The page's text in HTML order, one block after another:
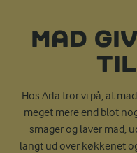
MAD
Hos Arla tror vi på, at
meget mere end blot
smager og laver mad,
langt ud over køkkenet